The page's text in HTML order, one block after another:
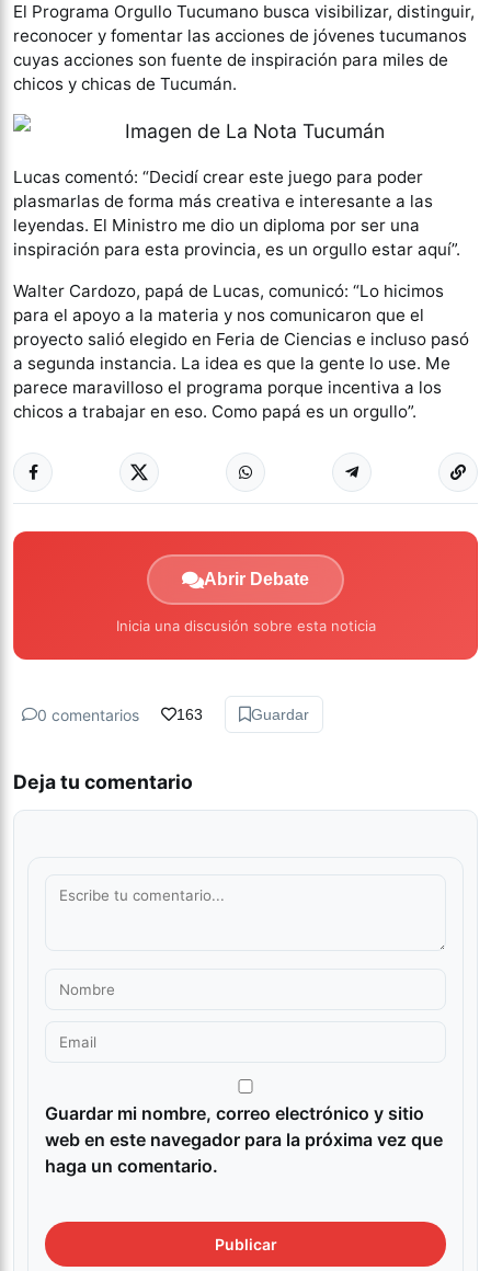
El Programa Orgullo Tucumano busca visibilizar, distinguir,
reconocer y fomentar las acciones de jóvenes tucumanos
cuyas acciones son fuente de inspiración para miles de
chicos y chicas de Tucumán.
Lucas comentó: “Decidí crear este juego para poder
plasmarlas de forma más creativa e interesante a las
leyendas. El Ministro me dio un diploma por ser una
inspiración para esta provincia, es un orgullo estar aquí”.
Walter Cardozo, papá de Lucas, comunicó: “Lo hicimos
para el apoyo a la materia y nos comunicaron que el
proyecto salió elegido en Feria de Ciencias e incluso pasó
a segunda instancia. La idea es que la gente lo use. Me
parece maravilloso el programa porque incentiva a los
chicos a trabajar en eso. Como papá es un orgullo”.
Abrir Debate
Inicia una discusión sobre esta noticia
0 comentarios 163 Guardar
Deja tu comentario
Guardar mi nombre, correo electrónico y sitio
web en este navegador para la próxima vez que
haga un comentario.